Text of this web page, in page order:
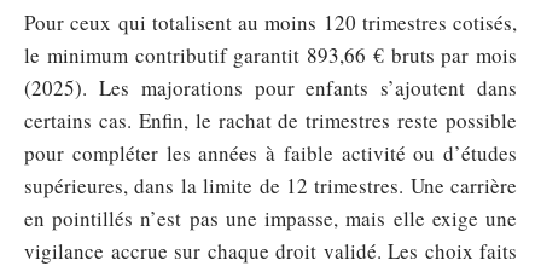
Pour ceux qui totalisent au moins 120 trimestres cotisés,
le minimum contributif garantit 893,66 € bruts par mois
(2025). Les majorations pour enfants s’ajoutent dans
certains cas. Enfin, le rachat de trimestres reste possible
pour compléter les années à faible activité ou d’études
supérieures, dans la limite de 12 trimestres. Une carrière
en pointillés n’est pas une impasse, mais elle exige une
vigilance accrue sur chaque droit validé. Les choix faits